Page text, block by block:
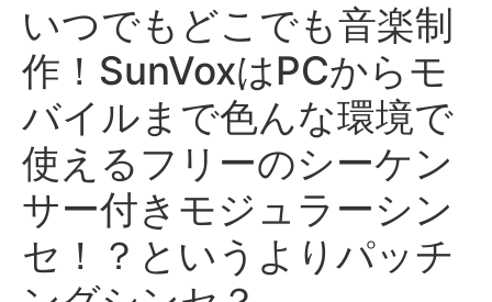
いつでもどこでも音楽制
作！SunVoxはPCからモ
バイルまで色んな環境で
使えるフリーのシーケン
サー付きモジュラーシン
セ！？というよりパッチ